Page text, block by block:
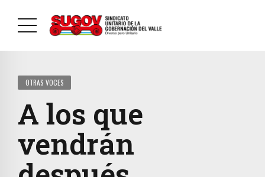
OTRAS VOCES
A los que
vendrán